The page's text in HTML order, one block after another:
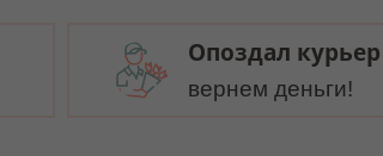
Опоздал
вернем деньги!